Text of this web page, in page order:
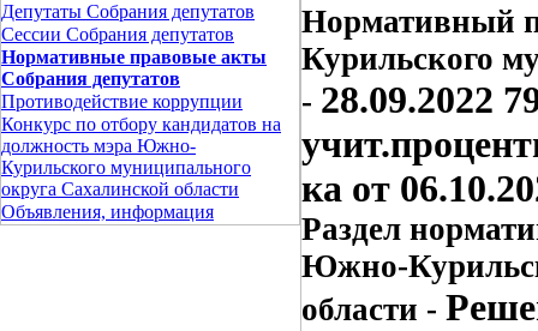
Депутаты Собрания депутатов
Сессии Собрания депутатов
Нормативные правовые акты
Собрания депутатов
Противодействие коррупции
Конкурс по отбору кандидатов на
должность мэра Южно-
Курильского муниципального
округа Сахалинской области
Объявления, информация
Нормативный
Курильского
- 28.09.2022
ка от
Раздел
Южно-
области -